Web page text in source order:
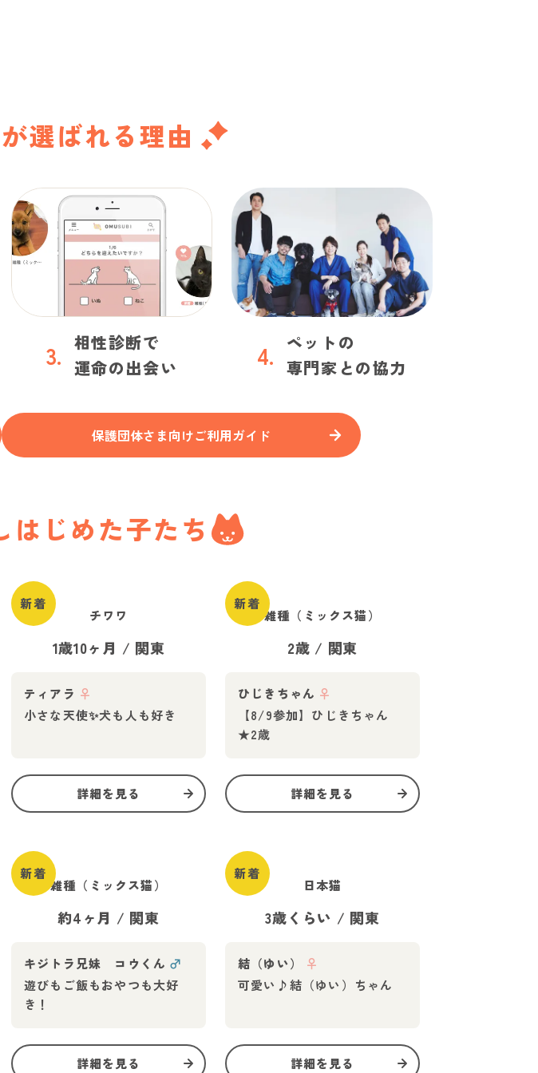
選ばれる理由
3. 相性診断で
運命の出会い
4.
ペットの
専門家との協力
保護団体さま向けご利用ガイド
はじめた子たち
新着
チワワ
1歳10ヶ月 / 関東
ティアラ ♀
小さな天使✨️犬も人も好き
詳細を見る
新着
雑種（ミックス猫）
2歳 / 関東
ひじきちゃん ♀
【8/9参加】ひじきちゃん
★2歳
詳細を見る
新着
雑種（ミックス猫）
約4ヶ月 / 関東
キジトラ兄妹 コウくん ♂
遊びもご飯もおやつも大好
き！
詳細を見る
新着
日本猫
3歳くらい / 関東
結（ゆい）
♀
可愛い♪結（ゆい）ちゃん
詳細を見る